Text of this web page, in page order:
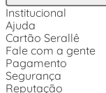
Institucional
Ajuda
Cartão Serallê
Fale com a gente
Pagamento
Segurança
Reputação